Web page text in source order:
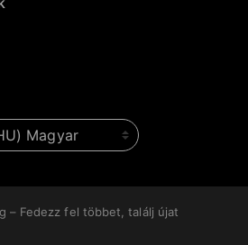
– Fedezz fel többet, találj újat